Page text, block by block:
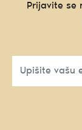
Prijavite se